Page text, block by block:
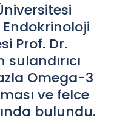
Endokrinoloji
Prof. Dr.
Omega-3
ve felce
bulundu.